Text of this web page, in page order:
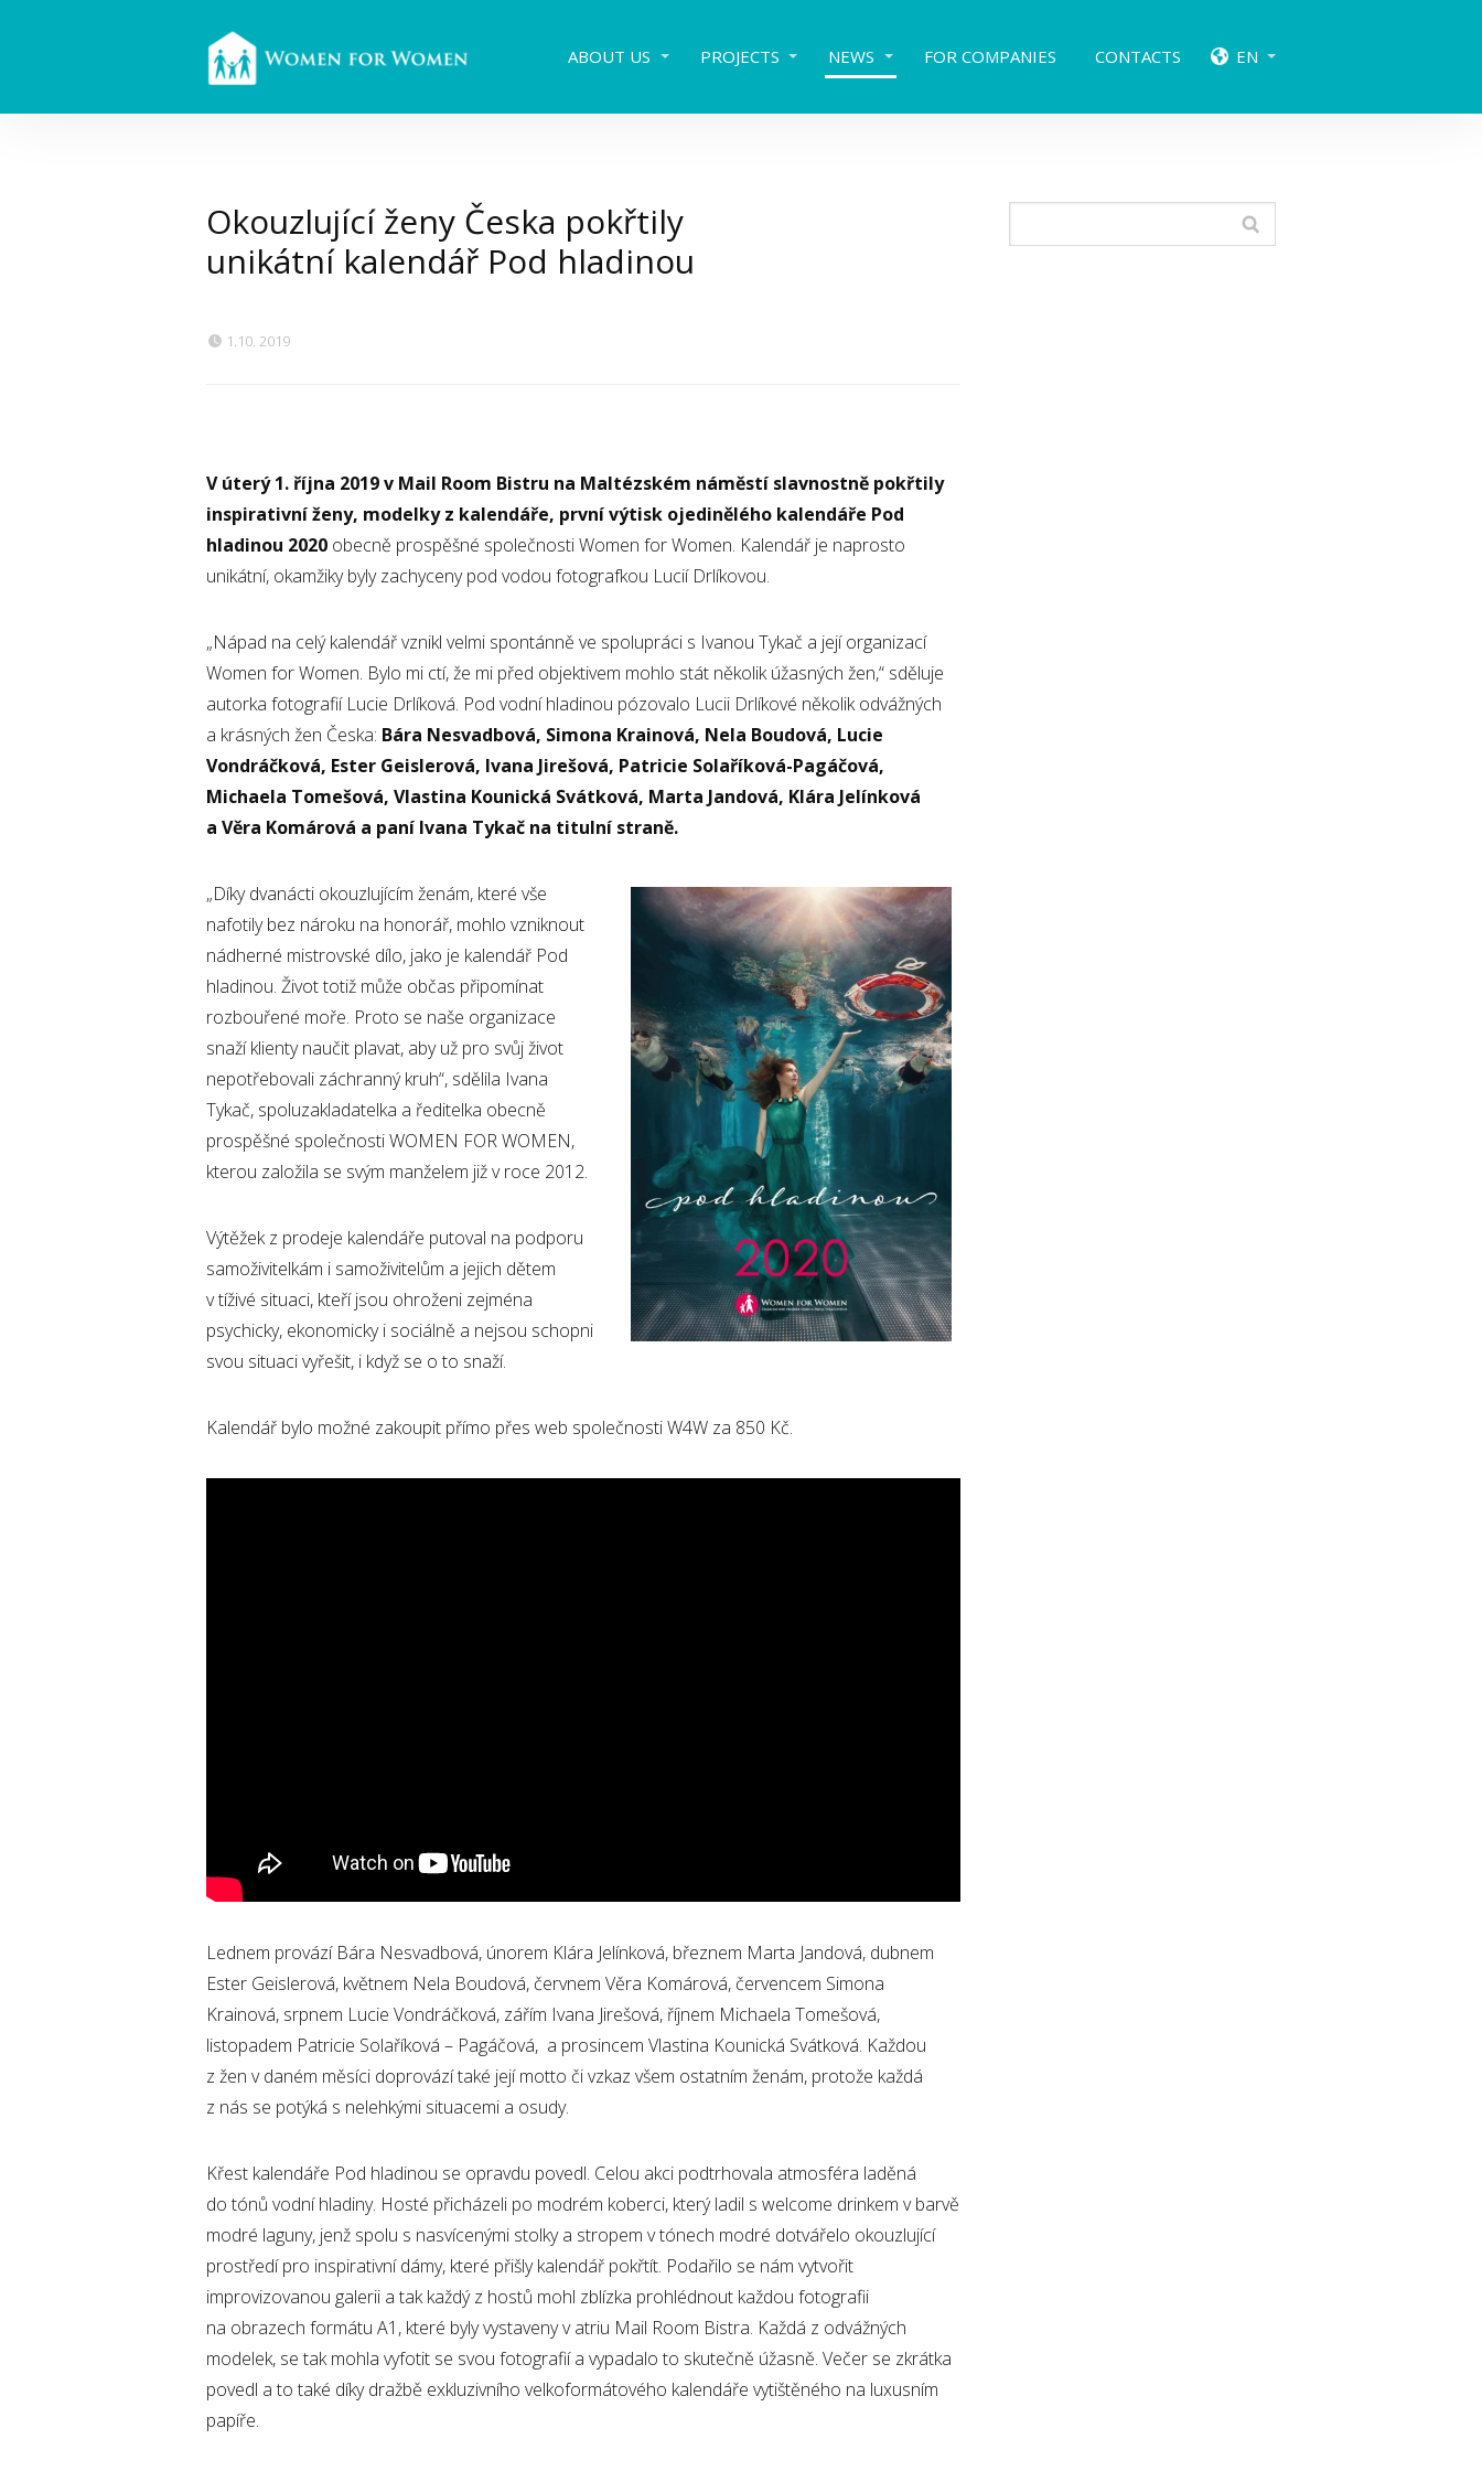
ABOUT US PROJECTS NEWS FOR COMPANIES CONTACTS EN
Okouzlující ženy Česka pokřtily
unikátní kalendář Pod hladinou
1.10. 2019
V úterý 1. října 2019 v Mail Room Bistru na Maltézském náměstí slavnostně pokřtily
inspirativní ženy, modelky z kalendáře, první výtisk ojedinělého kalendáře Pod
hladinou 2020 obecně prospěšné společnosti Women for Women. Kalendář je naprosto
unikátní, okamžiky byly zachyceny pod vodou fotografkou Lucií Drlíkovou.
„Nápad na celý kalendář vznikl velmi spontánně ve spolupráci s Ivanou Tykač a její organizací
Women for Women. Bylo mi ctí, že mi před objektivem mohlo stát několik úžasných žen,“ sděluje
autorka fotografií Lucie Drlíková. Pod vodní hladinou pózovalo Lucii Drlíkové několik odvážných
a krásných žen Česka: Bára Nesvadbová, Simona Krainová, Nela Boudová, Lucie
Vondráčková, Ester Geislerová, Ivana Jirešová, Patricie Solaříková-Pagáčová,
Michaela Tomešová, Vlastina Kounická Svátková, Marta Jandová, Klára Jelínková
a Věra Komárová a paní Ivana Tykač na titulní straně.
„Díky dvanácti okouzlujícím ženám, které vše
nafotily bez nároku na honorář, mohlo vzniknout
nádherné mistrovské dílo, jako je kalendář Pod
hladinou. Život totiž může občas připomínat
rozbouřené moře. Proto se naše organizace
snaží klienty naučit plavat, aby už pro svůj život
nepotřebovali záchranný kruh“, sdělila Ivana
Tykač, spoluzakladatelka a ředitelka obecně
prospěšné společnosti WOMEN FOR WOMEN,
kterou založila se svým manželem již v roce 2012.
Výtěžek z prodeje kalendáře putoval na podporu
samoživitelkám i samoživitelům a jejich dětem
v tíživé situaci, kteří jsou ohroženi zejména
psychicky, ekonomicky i sociálně a nejsou schopni
svou situaci vyřešit, i když se o to snaží.
Kalendář bylo možné zakoupit přímo přes web společnosti W4W za 850 Kč.
Lednem provází Bára Nesvadbová, únorem Klára Jelínková, březnem Marta Jandová, dubnem
Ester Geislerová, květnem Nela Boudová, červnem Věra Komárová, červencem Simona
Krainová, srpnem Lucie Vondráčková, zářím Ivana Jirešová, říjnem Michaela Tomešová,
listopadem Patricie Solaříková – Pagáčová, a prosincem Vlastina Kounická Svátková. Každou
z žen v daném měsíci doprovází také její motto či vzkaz všem ostatním ženám, protože každá
z nás se potýká s nelehkými situacemi a osudy.
Křest kalendáře Pod hladinou se opravdu povedl. Celou akci podtrhovala atmosféra laděná
do tónů vodní hladiny. Hosté přicházeli po modrém koberci, který ladil s welcome drinkem v barvě
modré laguny, jenž spolu s nasvícenými stolky a stropem v tónech modré dotvářelo okouzlující
prostředí pro inspirativní dámy, které přišly kalendář pokřtít. Podařilo se nám vytvořit
improvizovanou galerii a tak každý z hostů mohl zblízka prohlédnout každou fotografii
na obrazech formátu A1, které byly vystaveny v atriu Mail Room Bistra. Každá z odvážných
modelek, se tak mohla vyfotit se svou fotografií a vypadalo to skutečně úžasně. Večer se zkrátka
povedl a to také díky dražbě exkluzivního velkoformátového kalendáře vytištěného na luxusním
papíře.